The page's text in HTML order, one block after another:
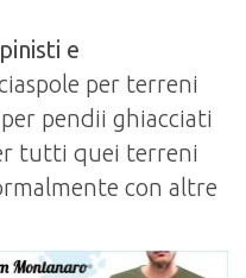
e
per terreni
pendii ghiacciati
tutti quei terreni
con altre